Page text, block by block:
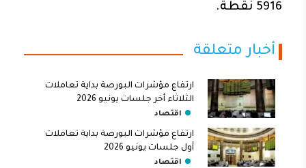
5916 نقطة.
أخبار متعلقة
ارتفاع مؤشرات البورصة بداية تعاملات
الثلاثاء أخر جلسات يونيو 2026
اقتصاد
ارتفاع مؤشرات البورصة بداية تعاملات
أول جلسات يونيو 2026
اقتصاد